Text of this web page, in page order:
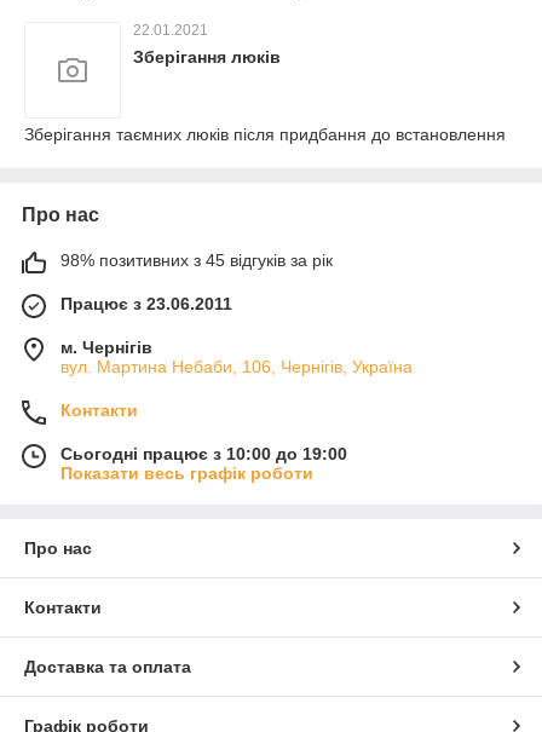
22.01.2021
Зберігання люків
Зберігання таємних люків після придбання до встановлення
Про нас
98% позитивних з 45 відгуків за рік
Працює з 23.06.2011
м. Чернігів
вул. Мартина Небаби, 106, Чернігів, Україна
Контакти
Сьогодні працює з 10:00 до 19:00
Показати весь графік роботи
Про нас
Контакти
Доставка та оплата
Графік роботи